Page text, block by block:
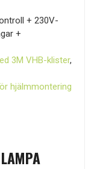
+ 230V-
+
3M VHB-klister,
hjälmmontering